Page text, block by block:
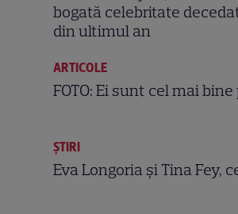
bogată celebritate
din ultimul an
ARTICOLE
FOTO: Ei sunt cel mai
ȘTIRI
Eva Longoria şi Tina Fey,